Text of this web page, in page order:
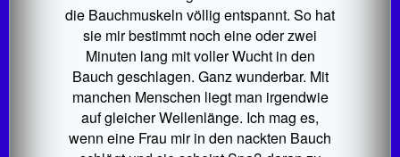
die Bauchmuskeln völlig entspannt. So hat
sie mir bestimmt noch eine oder zwei
Minuten lang mit voller Wucht in den
Bauch geschlagen. Ganz wunderbar. Mit
manchen Menschen liegt man irgendwie
auf gleicher Wellenlänge. Ich mag es,
wenn eine Frau mir in den nackten Bauch